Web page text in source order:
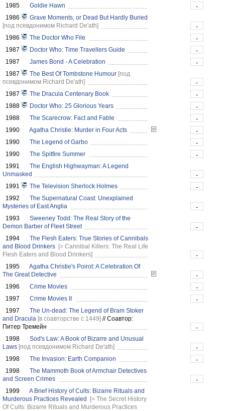
1985
Goldie Hawn
-
1986
Grave Moments, or Dead But Hardly Buried
[под псевдонимом Richard De'ath]
-
1986
The Doctor Who File
-
1987
Doctor Who: Time Travellers Guide
-
1987
James Bond - A Celebration
-
1987
The Best Of Tombstone Humour [под
псевдонимом Richard De'ath]
-
1987
The Dracula Centenary Book
-
1988
Doctor Who: 25 Glorious Years
-
1988
The Scarecrow: Fact and Fable
-
1990
Agatha Christie: Murder in Four Acts
-
1990
The Legend of Garbo
-
1990
The Spitfire Summer
-
1991
The English Highwayman: A Legend
Unmasked
-
1991
The Television Sherlock Holmes
-
1992
The Supernatural Coast: Unexplained
Mysteries of East Anglia
-
1993
Sweeney Todd: The Real Story of the
Demon Barber of Fleet Street
-
1994
The Flesh Eaters: True Stories of Cannibals
and Blood Drinkers [= Cannibal Killers: The Real Life
Flesh Eaters and Blood Drinkers]
-
1995
Agatha Christie's Poirot: A Celebration Of
The Great Detective
-
1996
Crime Movies
-
1997
Crime Movies II
-
1997
The Un-dead: The Legend of Bram Stoker
and Dracula [в соавторстве с 1449] //Соавтор:
Питер Тремейн
-
1998
Sod's Law: A Book of Bizarre and Unusual
Laws [под псевдонимом Richard De'ath]
-
1998
The Invasion: Earth Companion
-
1998
The Mammoth Book of Armchair Detectives
and Screen Crimes
-
1999
A Brief History of Cults: Bizarre Rituals and
Murderous Practices Revealed
[= The Secret History
Of Cults: Bizarre Rituals and Murderous Practices